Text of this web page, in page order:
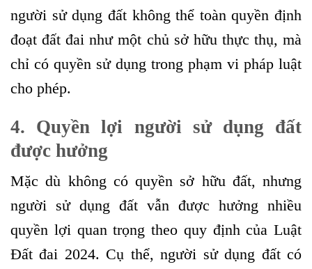
người sử dụng đất không thể toàn quyền định
đoạt đất đai như một chủ sở hữu thực thụ, mà
chỉ có quyền sử dụng trong phạm vi pháp luật
cho phép.
4. Quyền lợi người sử dụng đất
được hưởng
Mặc dù không có quyền sở hữu đất, nhưng
người sử dụng đất vẫn được hưởng nhiều
quyền lợi quan trọng theo quy định của Luật
Đất đai 2024. Cụ thể, người sử dụng đất có